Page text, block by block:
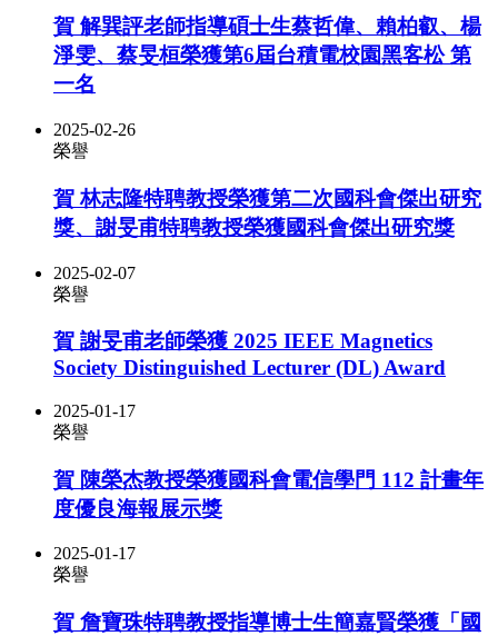
賀 解巽評老師指導碩士生蔡哲偉、賴柏叡、楊
淨雯、蔡旻桓榮獲第6屆台積電校園黑客松 第
一名
2025-02-26
榮譽
賀 林志隆特聘教授榮獲第二次國科會傑出研究
獎、謝旻甫特聘教授榮獲國科會傑出研究獎
2025-02-07
榮譽
賀 謝旻甫老師榮獲 2025 IEEE Magnetics
Society Distinguished Lecturer (DL) Award
2025-01-17
榮譽
賀 陳榮杰教授榮獲國科會電信學門 112 計畫年
度優良海報展示獎
2025-01-17
榮譽
賀 詹寶珠特聘教授指導博士生簡嘉賢榮獲「國